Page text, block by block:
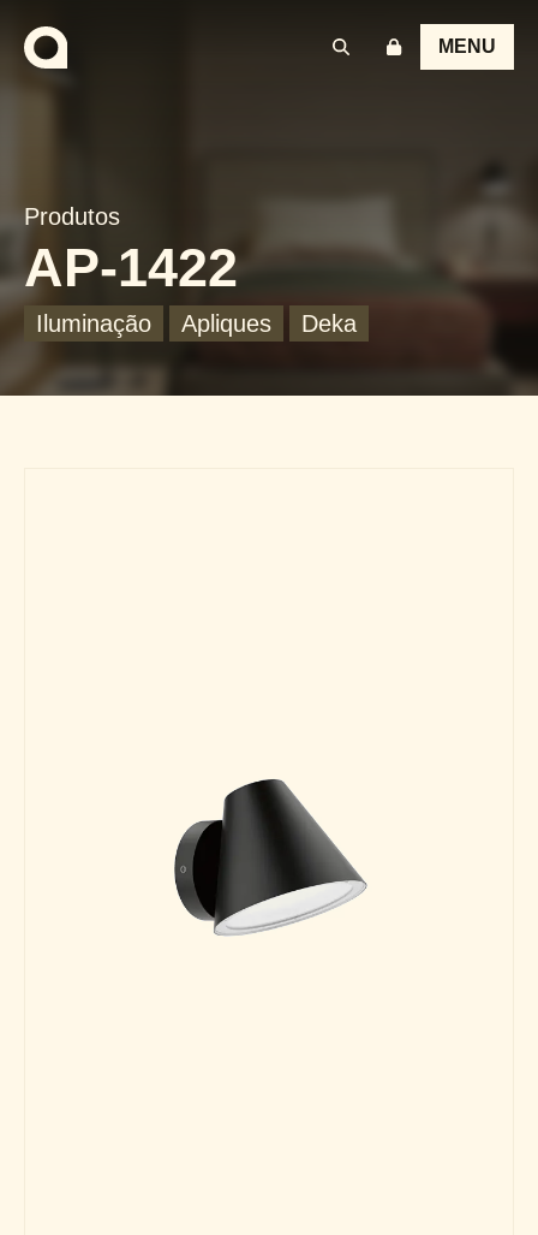
MENU
Produtos
AP-1422
Iluminação Apliques Deka